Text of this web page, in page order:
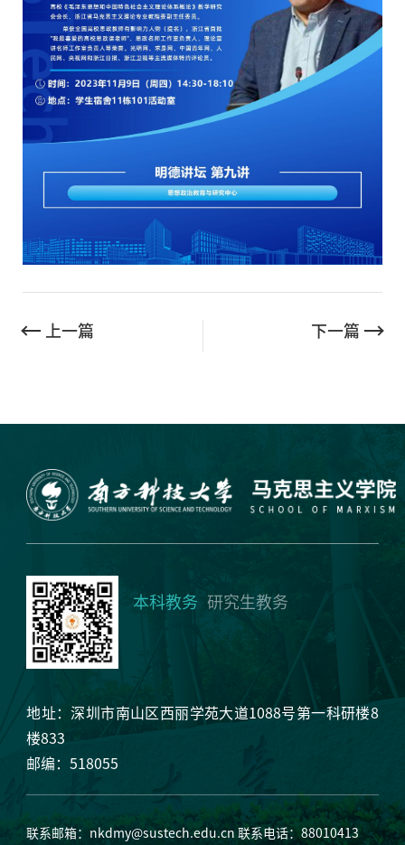
上一篇 下一篇
本科教务 研究生教务
地址：深圳市南山区西丽学苑大道1088号第一科研楼8
楼833
邮编：518055
联系邮箱： nkdmy@sustech.edu.cn 联系电话：88010413